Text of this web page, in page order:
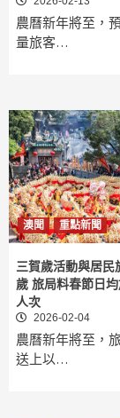
農曆新年將至，
量旅客…
澳聞 重點新聞
三賀歲活動與居民
歲 旅局料春節日
人次
2026-02-04
農曆新年將至，
送上以…